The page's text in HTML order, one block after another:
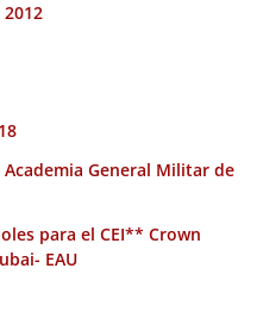
General Militar de
para el CEI** Crown
EAU